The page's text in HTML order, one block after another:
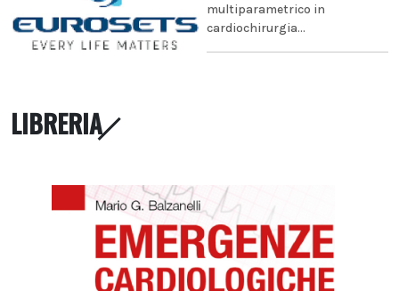
multiparametrico in
cardiochirurgia...
LIBRERIA